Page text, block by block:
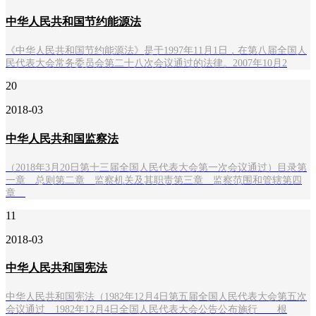
中华人民共和国节约能源法
《中华人民共和国节约能源法》是于1997年11月1日，在第八届全国人
民代表大会常务委员会第二十八次会议通过的法律。2007年10月2
20
2018-03
中华人民共和国监察法
（2018年3月20日第十三届全国人民代表大会第一次会议通过）目录第
一章 总则第二章 监察机关及其职责第三章 监察范围和管辖第四
章
11
2018-03
中华人民共和国宪法
中华人民共和国宪法（1982年12月4日第五届全国人民代表大会第五次
会议通过 1982年12月4日全国人民代表大会公告公布施行 根